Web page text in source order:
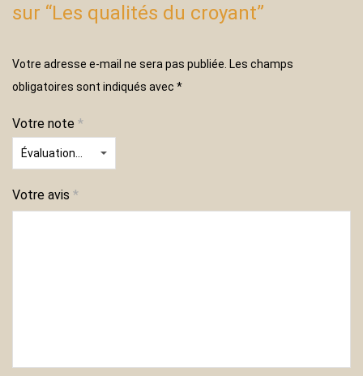
sur “Les qualités du croyant”
Votre adresse e-mail ne sera pas publiée. Les champs
obligatoires sont indiqués avec *
Votre note *
Votre avis *